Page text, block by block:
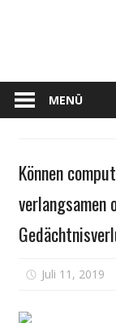
MENÜ
Gesundheit
Können
verlangsamen
Juli 11, 2019